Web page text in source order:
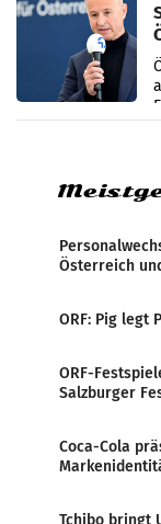
Österreich
ORF: Pig legt
ORF-
Salzburger
Coca-Cola
Tchibo bringt